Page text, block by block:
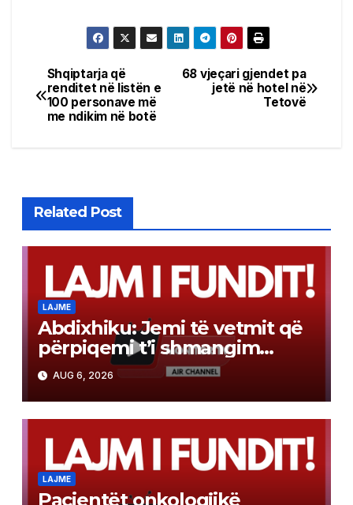
Post
navigation
68 vjeçari gjendet pa
jetë në hotel në
Tetovë
Shqiptarja që
renditet në listën e
100 personave më
me ndikim në botë
Related Post
LAJME
Abdixhiku: Jemi të vetmit që
përpiqemi t’i shmangim
zgjedhjet e reja
AUG 6, 2026
LAJME
Pacientët onkologjikë